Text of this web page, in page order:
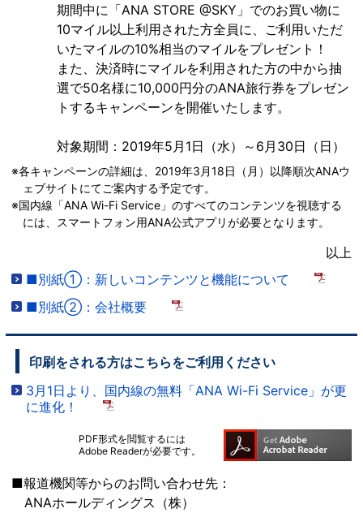
期間中に「ANA STORE @SKY」でのお買い物に
10マイル以上利用された方全員に、ご利用いただ
いたマイルの10%相当のマイルをプレゼント！
また、決済時にマイルを利用された方の中から抽
選で50名様に10,000円分のANA旅行券をプレゼン
トするキャンペーンを開催いたします。
対象期間：2019年5月1日（水）～6月30日（日）
※各キャンペーンの詳細は、2019年3月18日（月）以降順次ANAウ
ェブサイトにてご案内する予定です。
※国内線「ANA Wi-Fi Service」のすべてのコンテンツを視聴する
には、スマートフォン用ANA公式アプリが必要となります。
以上
■別紙①：新しいコンテンツと機能について
■別紙②：会社概要
印刷をされる方はこちらをご利用ください
3月1日より、国内線の無料「ANA Wi-Fi Service」が更
に進化！
PDF形式を閲覧するには
Adobe Readerが必要です。
■報道機関等からのお問い合わせ先：
ANAホールディングス（株）